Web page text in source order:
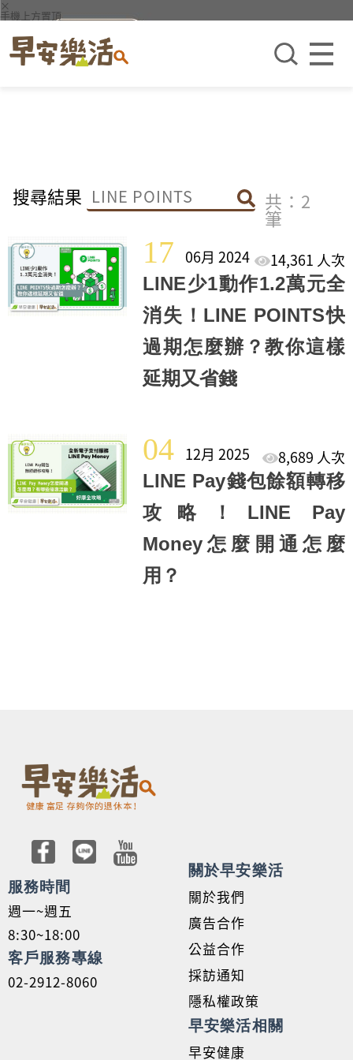
×
手機上方置頂
搜尋結果 共：2
筆
17 06月 2024
14,361 人次
LINE少1動作1.2萬元全
消失！LINE POINTS快
過期怎麼辦？教你這樣
延期又省錢
04 12月 2025
8,689 人次
LINE Pay錢包餘額轉移
攻略！LINE Pay
Money怎麼開通怎麼
用？
服務時間
週一~週五
8:30~18:00
客戶服務專線
02-2912-8060
關於早安樂活
關於我們
廣告合作
公益合作
採訪通知
隱私權政策
早安樂活相關
早安健康